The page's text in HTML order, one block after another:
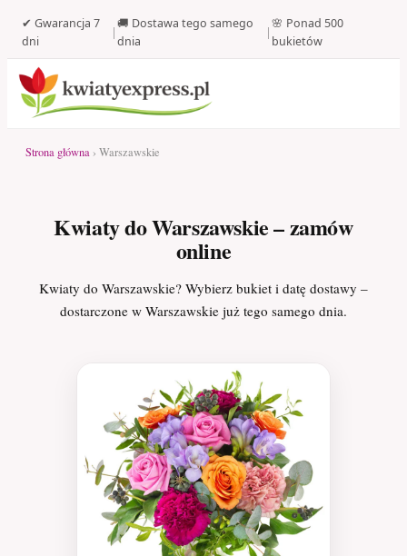
✔ Gwarancja 7
dni
|
🚚 Dostawa tego samego
dnia
|
🌸 Ponad 500
bukietów
Strona główna › Warszawskie
Kwiaty do Warszawskie – zamów
online
Kwiaty do Warszawskie? Wybierz bukiet i datę dostawy –
dostarczone w Warszawskie już tego samego dnia.